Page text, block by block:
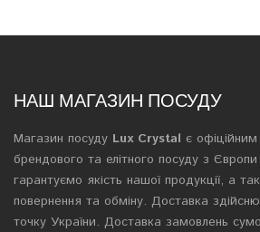
НАШ МАГАЗИН ПОСУДУ
Магазин посуду Lux Crystal є
брендового та елітного посуду з
гарантуємо якість нашої продукції, а
повернення та обміну. Доставка
точку України. Доставка замовлень